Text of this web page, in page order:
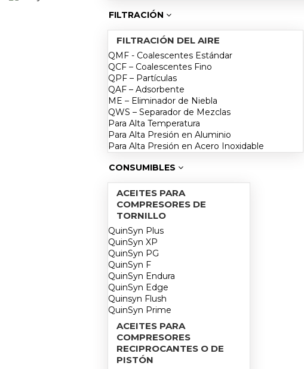
FILTRACIÓN
FILTRACIÓN DEL AIRE
QMF - Coalescentes Estándar
QCF – Coalescentes Fino
QPF – Partículas
QAF – Adsorbente
ME – Eliminador de Niebla
QWS – Separador de Mezclas
Para Alta Temperatura
Para Alta Presión en Aluminio
Para Alta Presión en Acero Inoxidable
CONSUMIBLES
ACEITES PARA
COMPRESORES DE
TORNILLO
QuinSyn Plus
QuinSyn XP
QuinSyn PG
QuinSyn F
QuinSyn Endura
QuinSyn Edge
Quinsyn Flush
QuinSyn Prime
ACEITES PARA
COMPRESORES
RECIPROCANTES O DE
PISTÓN